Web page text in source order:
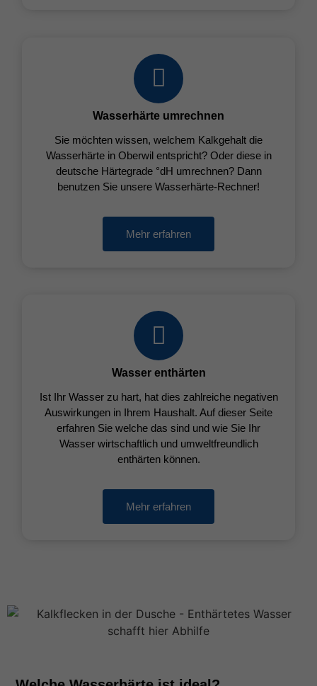
Wasserhärte umrechnen
Sie möchten wissen, welchem Kalkgehalt die
Wasserhärte in Oberwil entspricht? Oder diese in
deutsche Härtegrade °dH umrechnen? Dann
benutzen Sie unsere Wasserhärte-Rechner!
Mehr erfahren
Wasser enthärten
Ist Ihr Wasser zu hart, hat dies zahlreiche negativen
Auswirkungen in Ihrem Haushalt. Auf dieser Seite
erfahren Sie welche das sind und wie Sie Ihr
Wasser wirtschaftlich und umweltfreundlich
enthärten können.
Mehr erfahren